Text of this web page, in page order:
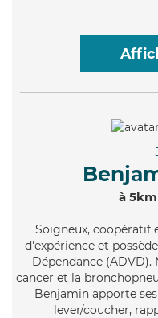
à
Soigneux, coopératif
d'expérience et
Dépendance
cancer et la
Benjamin apporte
lever/coucher,